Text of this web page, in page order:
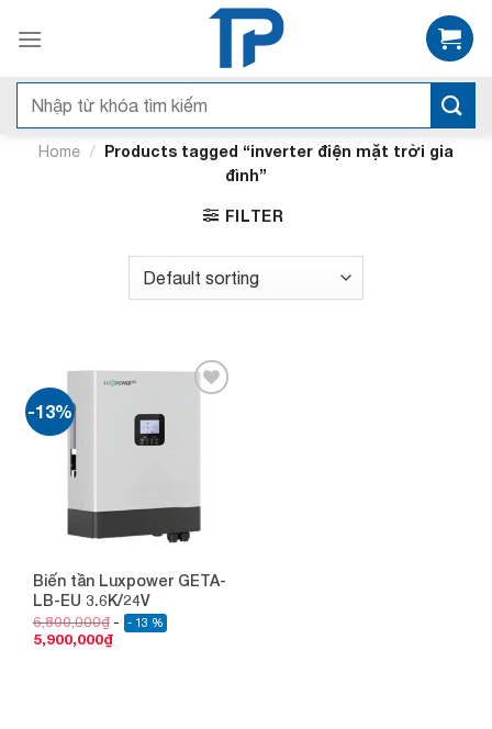
qua
dungSearch
Home / Products tagged “inverter điện mặt trời gia
đình”
FILTER
-13%
Biến tần Luxpower GETA-
LB-EU 3.6K/24V
6,800,000₫ - 13 %
5,900,000₫